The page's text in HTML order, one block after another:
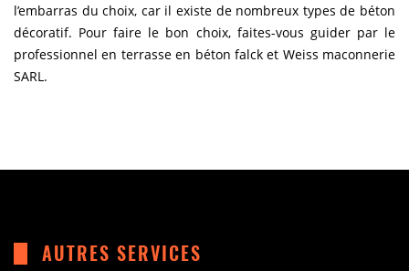
l’embarras du choix, car il existe de nombreux types de béton
décoratif. Pour faire le bon choix, faites-vous guider par le
professionnel en terrasse en béton falck et Weiss maconnerie
SARL.
AUTRES SERVICES